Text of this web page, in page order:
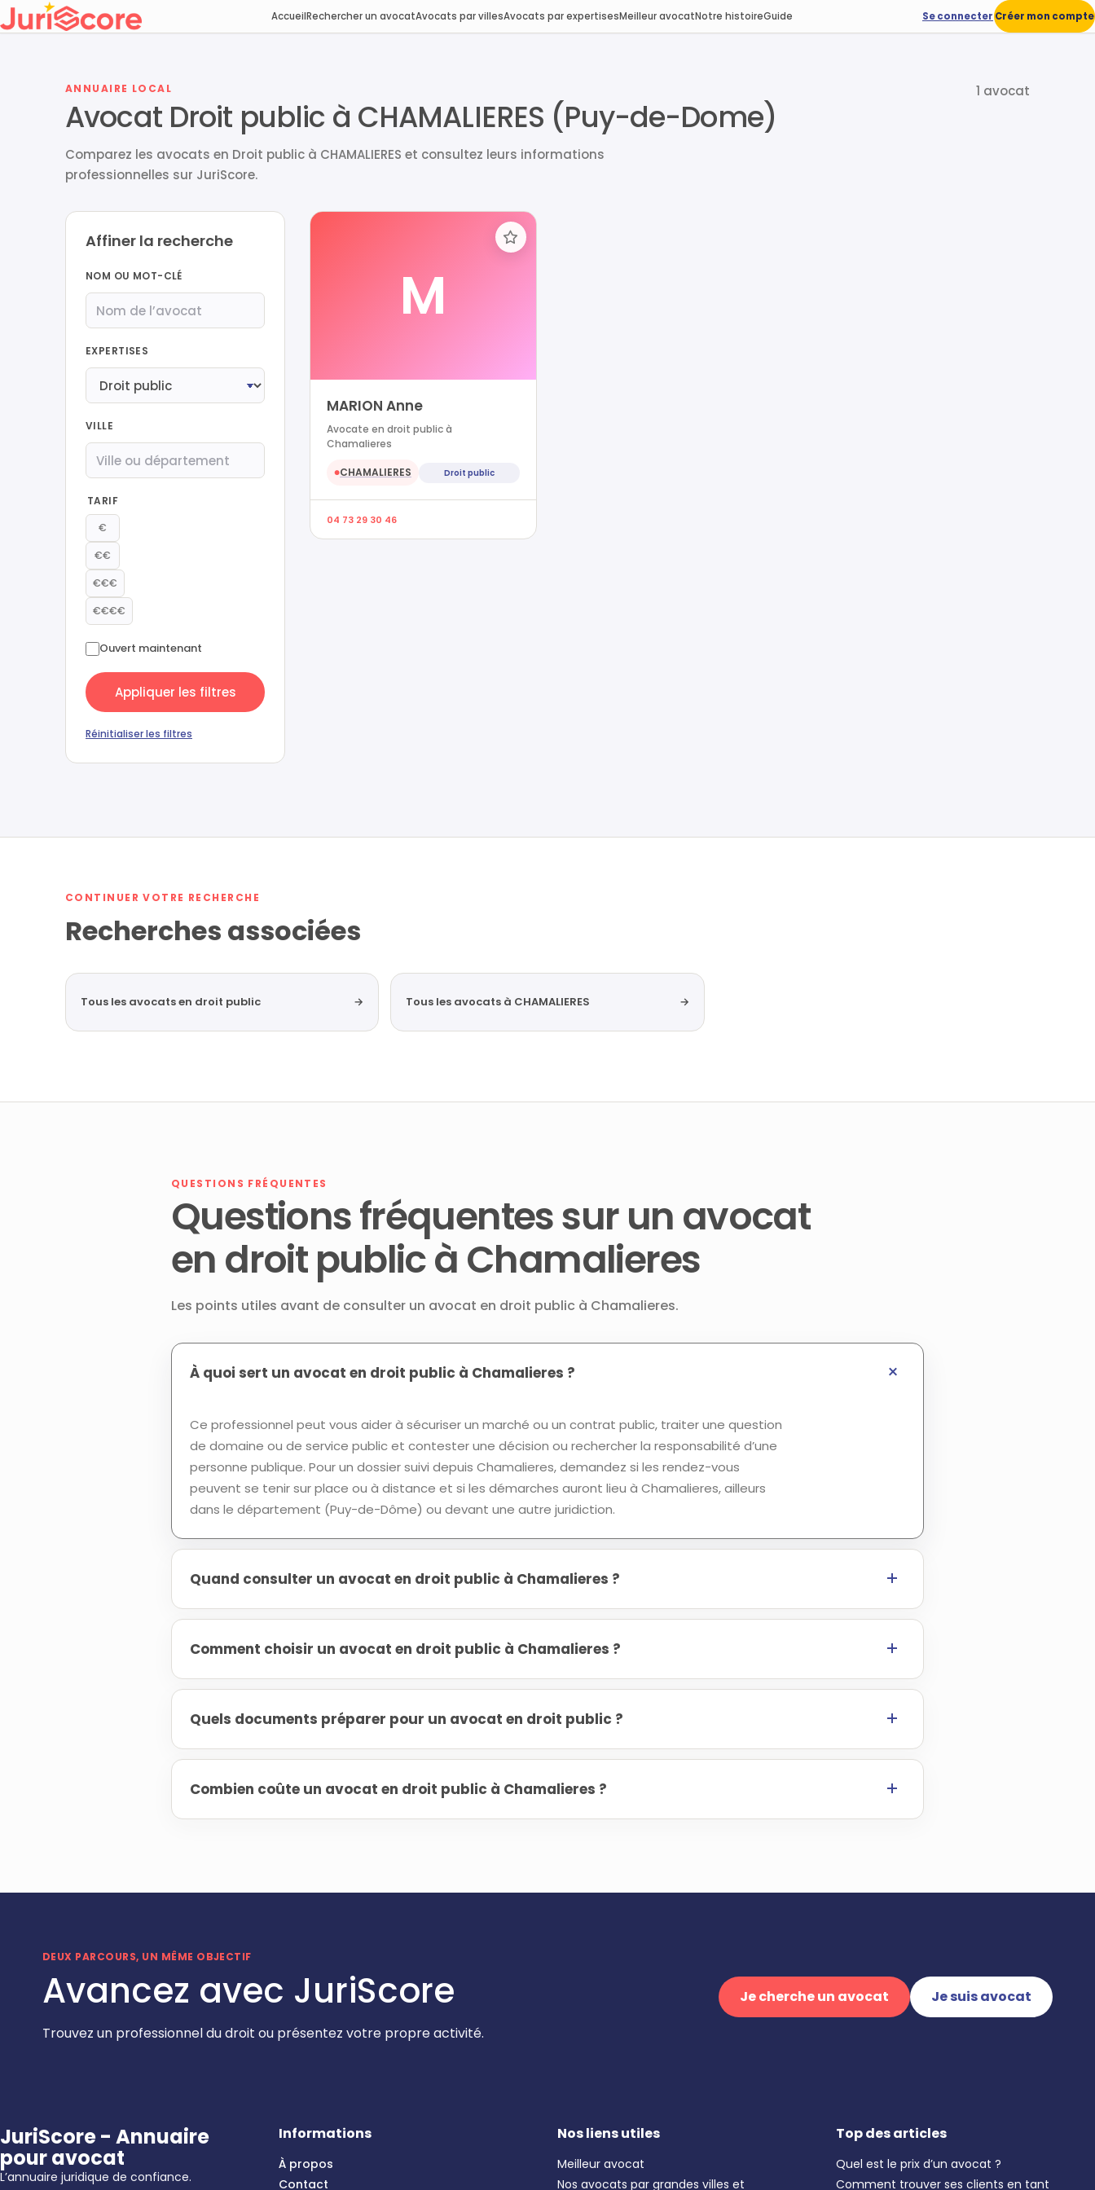
AccueilRechercher un avocatAvocats par villesAvocats par expertisesMeilleur avocatNotre histoireGuide Se connecter Créer mon compte
ANNUAIRE LOCAL
Avocat Droit public à CHAMALIERES (Puy-de-Dome)
Comparez les avocats en Droit public à CHAMALIERES et consultez leurs informations
professionnelles sur JuriScore.
1 avocat
Affiner la recherche
NOM OU MOT-CLÉ
EXPERTISES
VILLE
TARIF
€
€€
€€€
€€€€
Ouvert maintenant
Appliquer les filtres
Réinitialiser les filtres
M
MARION Anne
Avocate en droit public à
Chamalieres
●CHAMALIERES Droit public
04 73 29 30 46
CONTINUER VOTRE RECHERCHE
Recherches associées
Tous les avocats en droit public → Tous les avocats à CHAMALIERES →
QUESTIONS FRÉQUENTES
Questions fréquentes sur un avocat
en droit public à Chamalieres
Les points utiles avant de consulter un avocat en droit public à Chamalieres.
À quoi sert un avocat en droit public à Chamalieres ?
Ce professionnel peut vous aider à sécuriser un marché ou un contrat public, traiter une question
de domaine ou de service public et contester une décision ou rechercher la responsabilité d’une
personne publique. Pour un dossier suivi depuis Chamalieres, demandez si les rendez-vous
peuvent se tenir sur place ou à distance et si les démarches auront lieu à Chamalieres, ailleurs
dans le département (Puy-de-Dôme) ou devant une autre juridiction.
Quand consulter un avocat en droit public à Chamalieres ?
Comment choisir un avocat en droit public à Chamalieres ?
Quels documents préparer pour un avocat en droit public ?
Combien coûte un avocat en droit public à Chamalieres ?
DEUX PARCOURS, UN MÊME OBJECTIF
Avancez avec JuriScore
Trouvez un professionnel du droit ou présentez votre propre activité.
Je cherche un avocat Je suis avocat
JuriScore - Annuaire
pour avocat
L’annuaire juridique de confiance.
Informations
À propos
Contact
Nos liens utiles
Meilleur avocat
Nos avocats par grandes villes et
Top des articles
Quel est le prix d’un avocat ?
Comment trouver ses clients en tant